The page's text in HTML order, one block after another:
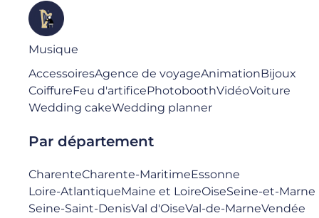
Musique
AccessoiresAgence de voyageAnimationBijoux
CoiffureFeu d'artificePhotoboothVidéoVoiture
Wedding cakeWedding planner
Par département
CharenteCharente-MaritimeEssonne
Loire-AtlantiqueMaine et LoireOiseSeine-et-Marne
Seine-Saint-DenisVal d'OiseVal-de-MarneVendée